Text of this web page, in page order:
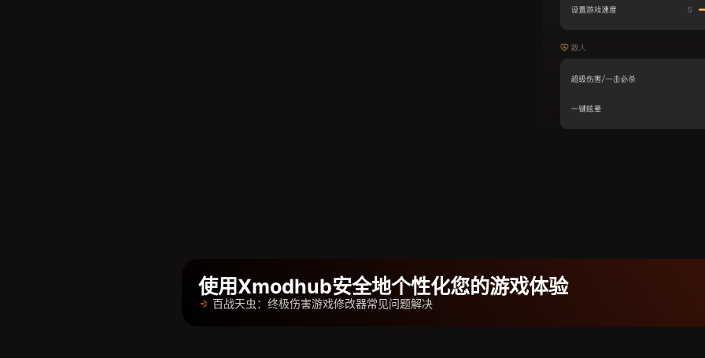
使用Xmodhub安全地个性化您的游戏体验
百战天虫：终极伤害游戏修改器常见问题解决